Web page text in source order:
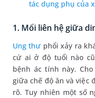
tác dụng phụ của
1. Mối liên hệ giữa
Ung thư phổi xảy ra
cứ ai ở độ tuổi nào
bệnh ác tính này.
giữa chế độ ăn và việc
rõ. Tuy nhiên một số